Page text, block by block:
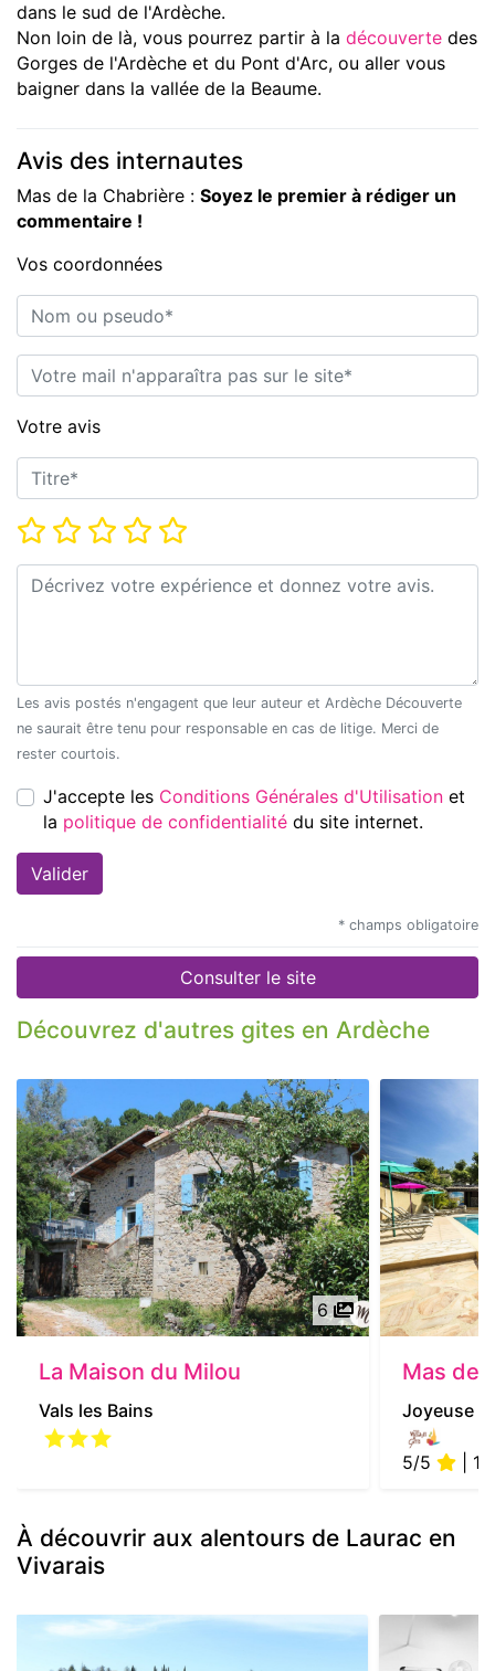
dans le sud de l'Ardèche.
Non loin de là, vous pourrez partir à la découverte des
Gorges de l'Ardèche et du Pont d'Arc, ou aller vous
baigner dans la vallée de la Beaume.
Avis des internautes
Mas de la Chabrière : Soyez le premier à rédiger un
commentaire !
Vos coordonnées
Nom ou pseudo*
E-mail*
Votre avis
Titre*
Note*
Commentaire*
Les avis postés n'engagent que leur auteur et Ardèche Découverte
ne saurait être tenu pour responsable en cas de litige. Merci de
rester courtois.
J'accepte les Conditions Générales d'Utilisation et
la
politique de confidentialité du site internet.
* champs obligatoire
Consulter le site
Découvrez d'autres gites en Ardèche
6
La Maison du Milou
Vals les Bains
Mas de
Joyeuse
5/5 | 1
À découvrir aux alentours de Laurac en
Vivarais